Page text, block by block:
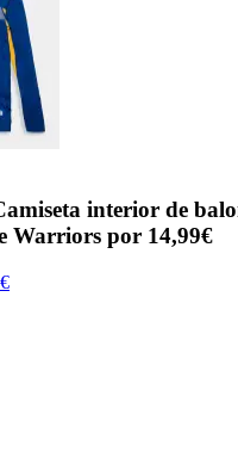
interior de
Warriors por 14,99€